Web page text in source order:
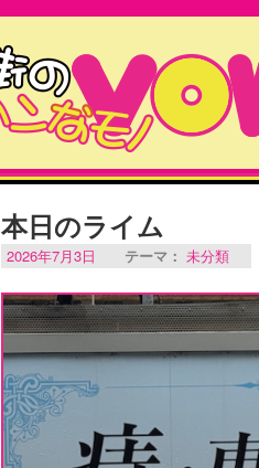
本日のライム
2026年7月3日 テーマ： 未分類